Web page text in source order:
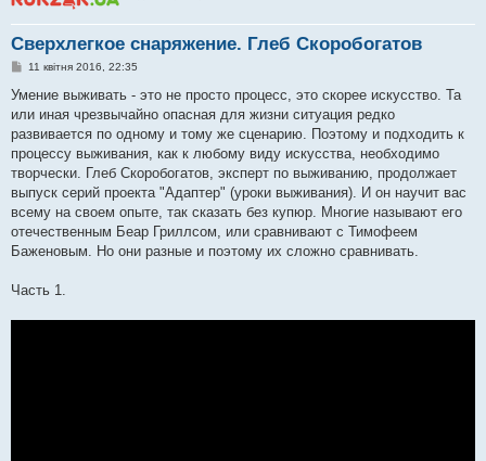
Сверхлегкое снаряжение. Глеб Скоробогатов
П
в
д
о
л
е
н
я
11 квітня 2016, 22:35
Умение выживать - это не просто процесс, это скорее искусство. Та
или иная чрезвычайно опасная для жизни ситуация редко
развивается по одному и тому же сценарию. Поэтому и подходить к
процессу выживания, как к любому виду искусства, необходимо
творчески. Глеб Скоробогатов, эксперт по выживанию, продолжает
выпуск серий проекта "Адаптер" (уроки выживания). И он научит вас
всему на своем опыте, так сказать без купюр. Многие называют его
отечественным Беар Гриллсом, или сравнивают с Тимофеем
Баженовым. Но они разные и поэтому их сложно сравнивать.
Часть 1.